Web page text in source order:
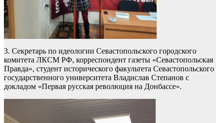
3. Секретарь по идеологии Севастопольского городского
комитета ЛКСМ РФ, корреспондент газеты «Севастопольская
Правда», студент исторического факультета Севастопольского
государственного университета Владислав Степанов с
докладом «Первая русская революция на Донбассе».